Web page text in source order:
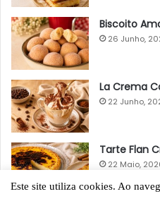
Biscoito
26 Junho,
La Crema
22 Junho,
Tarte Flan
22 Maio,
Este site utiliza cookies. Ao